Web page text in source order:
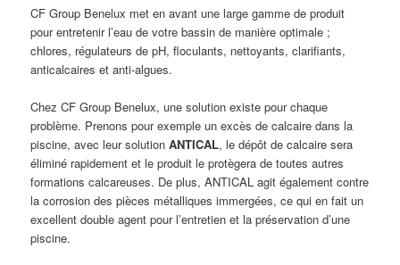
CF Group Benelux met en avant une large gamme de produit
pour entretenir l’eau de votre bassin de manière optimale ;
chlores, régulateurs de pH, floculants, nettoyants, clarifiants,
anticalcaires et anti-algues.
Chez CF Group Benelux, une solution existe pour chaque
problème. Prenons pour exemple un excès de calcaire dans la
piscine, avec leur solutionANTICAL, le dépôt de calcaire sera
éliminé rapidement et le produit le protègera de toutes autres
formations calcareuses. De plus, ANTICAL agit également contre
la corrosion des pièces métalliques immergées, ce qui en fait un
excellent double agent pour l’entretien et la préservation d’une
piscine.